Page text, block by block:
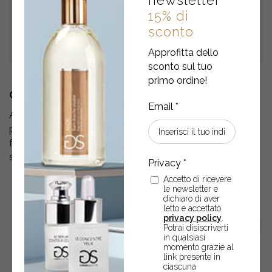
15% di
sconto
Approfitta dello
sconto sul tuo
primo ordine!
Accetto di ricevere
le newsletter e
dichiaro di aver
letto e accettato
privacy policy
Potrai disiscriverti
in qualsiasi
momento grazie al
link presente in
ciascuna
COME SI USA
Applicare generosamente ed in modo uniforme sulla
pelle del viso prima dell’esposizione al sole. Rinnovare
frequentemente l’applicazione, soprattutto dopo aver
sudato, per mantenere il livello di protezione originario.